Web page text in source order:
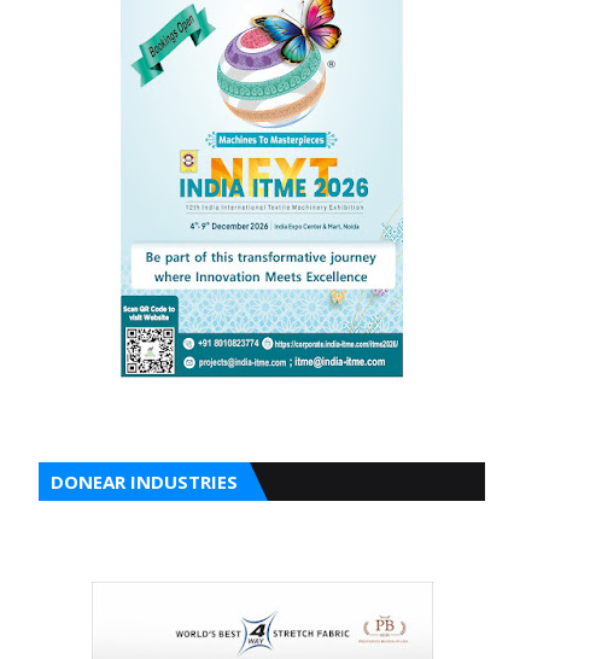
DONEAR INDUSTRIES